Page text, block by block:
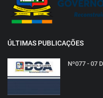
ÚLTIMAS PUBLICAÇÕES
Nº077 - 07